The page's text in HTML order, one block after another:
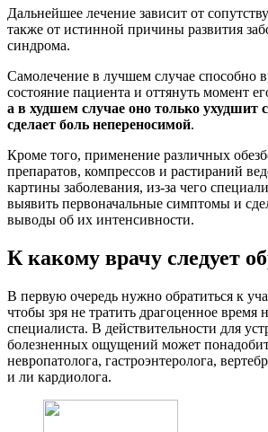
Дальнейшее лечение зависит от
также от истинной причины развития
синдрома.
Самолечение в лучшем случае способно
состояние пациента и оттянуть момент
а в худшем случае оно только ухудшит
сделает боль непереносимой.
Кроме того, применение различных
препаратов, компрессов и растираний
картины заболевания, из-за чего
выявить первоначальные симптомы и
выводы об их интенсивности.
К какому врачу следует
В первую очередь нужно обратиться к
чтобы зря не тратить драгоценное время
специалиста. В действительности для
болезненных ощущений может
невропатолога, гастроэнтеролога,
и ли кардиолога.